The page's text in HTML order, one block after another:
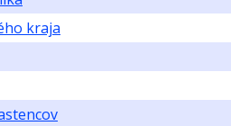
kraja